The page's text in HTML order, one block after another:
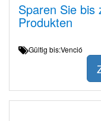
Sparen Sie bis
Produkten
Gültig bis:Venció